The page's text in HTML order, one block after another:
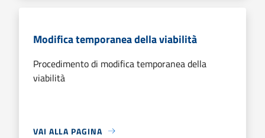
Modifica temporanea della viabilità
Procedimento di modifica temporanea della
viabilità
VAI ALLA PAGINA